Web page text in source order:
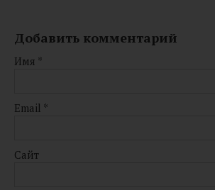
Добавить комментарий
Имя *
Email *
Сайт